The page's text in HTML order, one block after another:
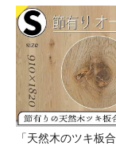
「天然木のツキ板合